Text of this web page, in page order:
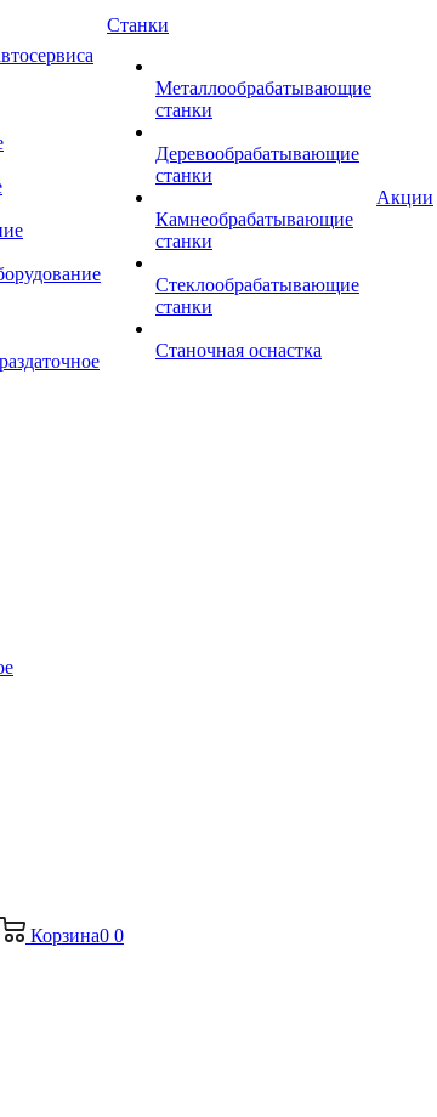
Станки
Металлообрабатывающие
станки
Деревообрабатывающие
станки
Камнеобрабатывающие
станки
Стеклообрабатывающие
станки
Станочная оснастка
Акции
Корзина0 0